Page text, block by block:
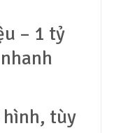
– 1 tỷ
hình, tùy